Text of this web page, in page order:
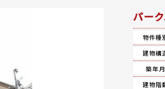
パー
物件種
建物構
築年月
建物階